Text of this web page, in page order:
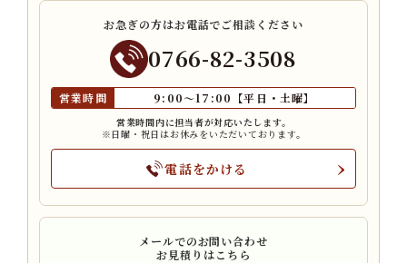
お急ぎの方はお電話でご相談ください
0766-82-3508
営業時間 9:00〜17:00【平日・土曜】
営業時間内に担当者が対応いたします。
※日曜・祝日はお休みをいただいております。
電話をかける
メールでのお問い合わせ
お見積りはこちら